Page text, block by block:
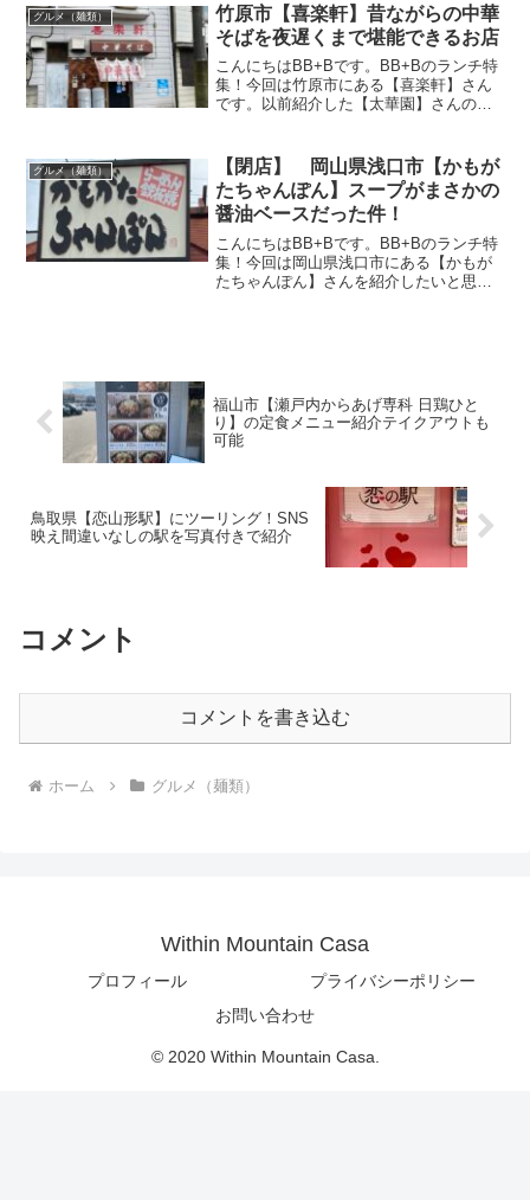
満載でなかなか行けなかったのですが、
今回初チャレン...
グルメ（麺類）
竹原市【喜楽軒】昔ながらの中華
そばを夜遅くまで堪能できるお店
こんにちはBB+Bです。BB+Bのランチ特
集！今回は竹原市にある【喜楽軒】さん
です。以前紹介した【太華園】さんの近
に。その看板に惹かれて初訪問しまし
た。【喜楽軒】さんの場...
グルメ（麺類）
【閉店】 岡山県浅口市【かもが
たちゃんぽん】スープがまさかの
醤油ベースだった件！
こんにちはBB+Bです。BB+Bのランチ特
集！今回は岡山県浅口市にある【かもが
たちゃんぽん】さんを紹介したいと思い
福山市【瀬戸内からあげ専科 日鶏ひと
り】の定食メニュー紹介テイクアウトも
可能
鳥取県【恋山形駅】にツーリング！SNS
映え間違いなしの駅を写真付きで紹介
コメント
コメントを書き込む
ホーム グルメ（麺類）
Within Mountain Casa
プロフィール
プライバシーポリシー
お問い合わせ
© 2020 Within Mountain Casa.